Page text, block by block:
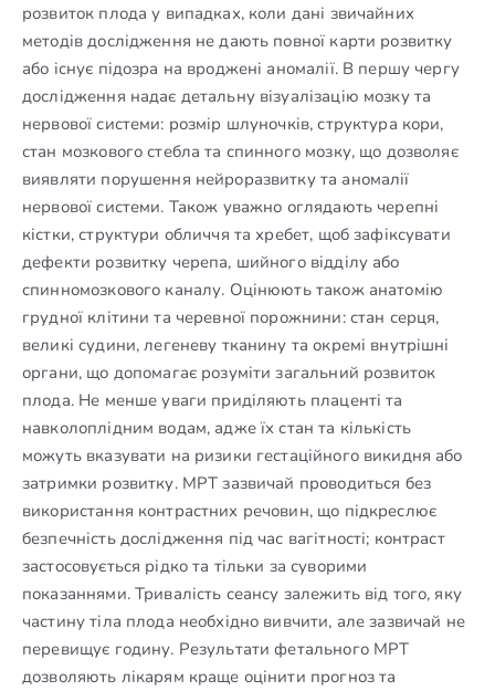
розвиток плода у випадках, коли дані звичайних
методів дослідження не дають повної карти розвитку
або існує підозра на вроджені аномалії. В першу чергу
дослідження надає детальну візуалізацію мозку та
нервової системи: розмір шлуночків, структура кори,
стан мозкового стебла та спинного мозку, що дозволяє
виявляти порушення нейроразвитку та аномалії
нервової системи. Також уважно оглядають черепні
кістки, структури обличчя та хребет, щоб зафіксувати
дефекти розвитку черепа, шийного відділу або
спинномозкового каналу. Оцінюють також анатомію
грудної клітини та черевної порожнини: стан серця,
великі судини, легеневу тканину та окремі внутрішні
органи, що допомагає розуміти загальний розвиток
плода. Не менше уваги приділяють плаценті та
навколоплідним водам, адже їх стан та кількість
можуть вказувати на ризики гестаційного викидня або
затримки розвитку. МРТ зазвичай проводиться без
використання контрастних речовин, що підкреслює
безпечність дослідження під час вагітності; контраст
застосовується рідко та тільки за суворими
показаннями. Тривалість сеансу залежить від того, яку
частину тіла плода необхідно вивчити, але зазвичай не
перевищує годину. Результати фетального МРТ
дозволяють лікарям краще оцінити прогноз та